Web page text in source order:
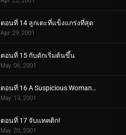
ตอนที่ 14 ลูกเตะที่แข็งแกร่งที่สุด
Apr. 29, 2001
ตอนที่ 15 กับดักเริ่มต้นขึ้น
May. 06, 2001
ตอนที่ 16 A Suspicious Womanโ€ฆ
May. 13, 2001
ตอนที่ 17 จับแทคติก!
May. 20, 2001